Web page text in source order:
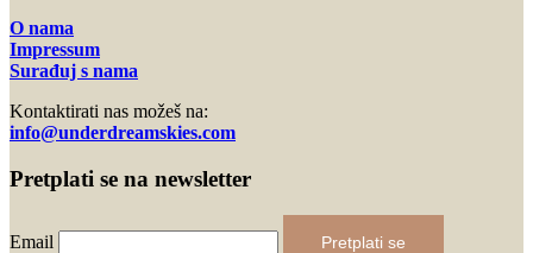
O nama
Impressum
Surađuj s nama
Kontaktirati nas možeš na:
info@underdreamskies.com
Pretplati se na newsletter
Email Pretplati se